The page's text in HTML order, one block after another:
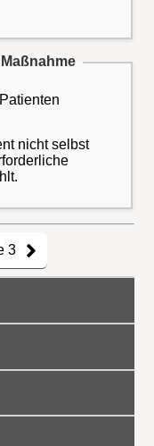
nicht selbst
3